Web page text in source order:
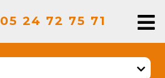
05 24 72 75 71